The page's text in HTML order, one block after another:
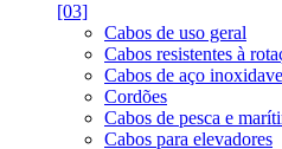
[03]
Cabos de uso geral
Cabos resistentes à
Cabos de aço
Cordões
Cabos de pesca e
Cabos para elevadores